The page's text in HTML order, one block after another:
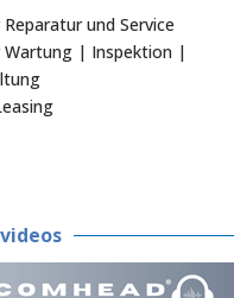
und Service
Wartung | Inspektion |